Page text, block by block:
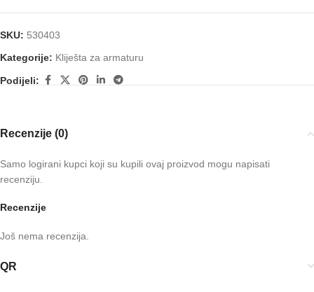
SKU: 530403
Kategorije: Kliješta za armaturu
Podijeli:
Recenzije (0)
Recenzije
Još nema recenzija.
Samo logirani kupci koji su kupili ovaj proizvod mogu napisati
recenziju.
QR